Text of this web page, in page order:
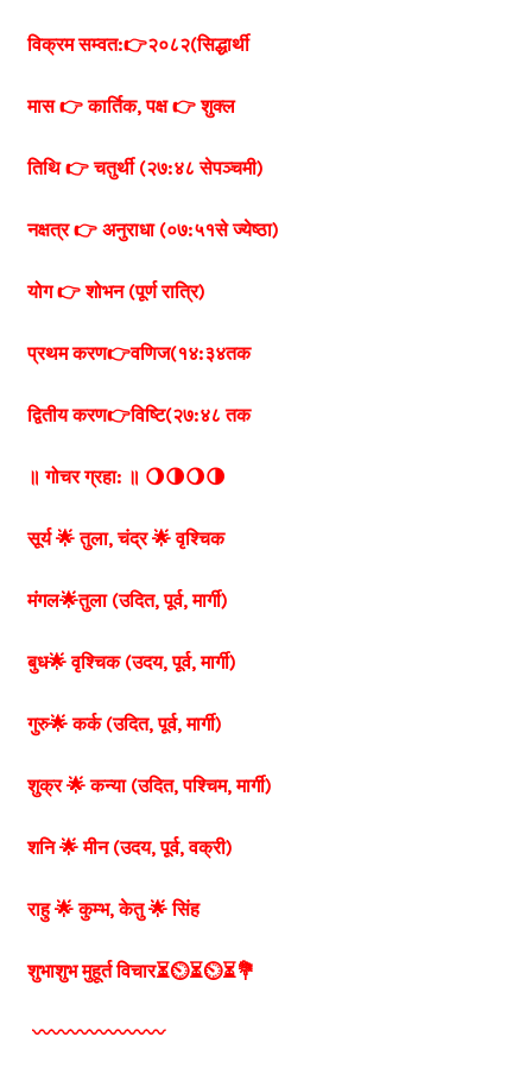
विक्रम सम्वत:👉२०८२(सिद्धार्थी
मास 👉 कार्तिक, पक्ष 👉 शुक्ल
तिथि 👉 चतुर्थी (२७:४८ सेपञ्चमी)
नक्षत्र 👉 अनुराधा (०७:५१से ज्येष्ठा)
योग 👉 शोभन (पूर्ण रात्रि)
प्रथम करण👉वणिज(१४:३४तक
द्वितीय करण👉विष्टि(२७:४८ तक
॥ गोचर ग्रहा: ॥ 🌖🌗🌖🌗
सूर्य 🌟 तुला, चंद्र 🌟 वृश्चिक
मंगल🌟तुला (उदित, पूर्व, मार्गी)
बुध🌟 वृश्चिक (उदय, पूर्व, मार्गी)
गुरु🌟 कर्क (उदित, पूर्व, मार्गी)
शुक्र 🌟 कन्या (उदित, पश्चिम, मार्गी)
शनि 🌟 मीन (उदय, पूर्व, वक्री)
राहु 🌟 कुम्भ, केतु 🌟 सिंह
शुभाशुभ मुहूर्त विचार⏳⏲⏳⏲⏳💐
〰️〰️〰️〰️〰️〰️〰️